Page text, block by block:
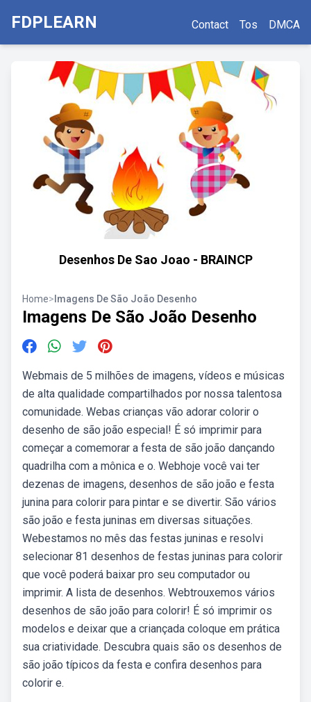
FDPLEARN Contact Tos DMCA
Desenhos De Sao Joao - BRAINCP
Home> Imagens De São João Desenho
Imagens De São João Desenho
Webmais de 5 milhões de imagens, vídeos e músicas
de alta qualidade compartilhados por nossa talentosa
comunidade. Webas crianças vão adorar colorir o
desenho de são joão especial! É só imprimir para
começar a comemorar a festa de são joão dançando
quadrilha com a mônica e o. Webhoje você vai ter
dezenas de imagens, desenhos de são joão e festa
junina para colorir para pintar e se divertir. São vários
são joão e festa juninas em diversas situações.
Webestamos no mês das festas juninas e resolvi
selecionar 81 desenhos de festas juninas para colorir
que você poderá baixar pro seu computador ou
imprimir. A lista de desenhos. Webtrouxemos vários
desenhos de são joão para colorir! É só imprimir os
modelos e deixar que a criançada coloque em prática
sua criatividade. Descubra quais são os desenhos de
são joão típicos da festa e confira desenhos para
colorir e.